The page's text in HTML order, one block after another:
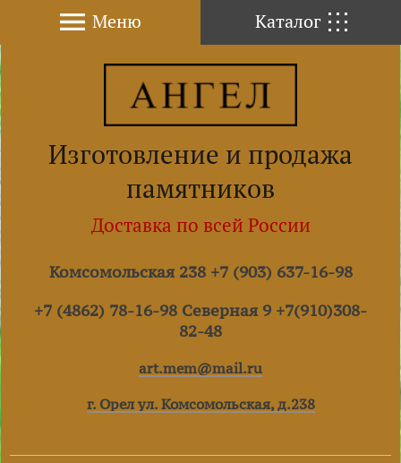
Меню
Изготовление и продажа
памятников
Доставка по всей России
Комсомольская 238 +7 (903) 637-16-98
+7 (4862) 78-16-98 Северная 9 +7(910)308-
82-48
art.mem@mail.ru
г. Орел ул. Комсомольская, д.238
Каталог